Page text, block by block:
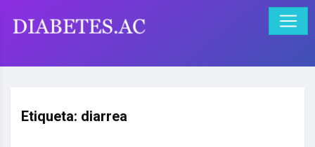
Etiqueta: diarrea